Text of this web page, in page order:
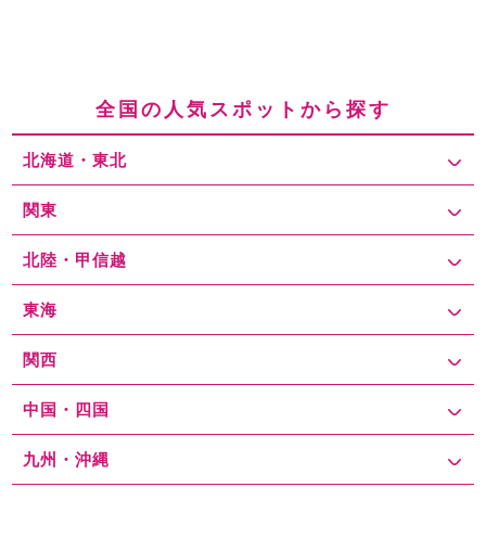
全国の人気スポットから探す
北海道・東北
関東
北陸・甲信越
東海
関西
中国・四国
九州・沖縄